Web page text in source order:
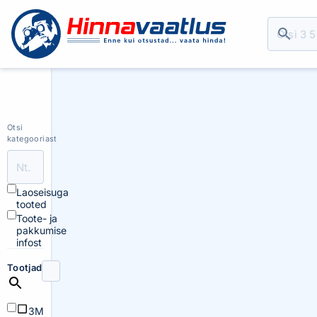
Otsi
kategooriast
Laoseisuga
tooted
Toote- ja
pakkumise
infost
Tootjad
3M